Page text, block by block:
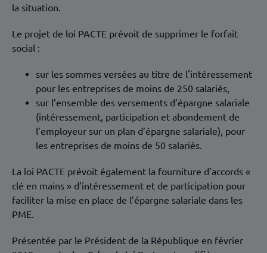
la situation.
Le projet de loi PACTE prévoit de supprimer le forfait
social :
sur les sommes versées au titre de l'intéressement
pour les entreprises de moins de 250 salariés,
sur l’ensemble des versements d’épargne salariale
(intéressement, participation et abondement de
l’employeur sur un plan d’épargne salariale), pour
les entreprises de moins de 50 salariés.
La loi PACTE prévoit également la fourniture d’accords «
clé en mains » d’intéressement et de participation pour
faciliter la mise en place de l’épargne salariale dans les
PME.
Présentée par le Président de la République en février